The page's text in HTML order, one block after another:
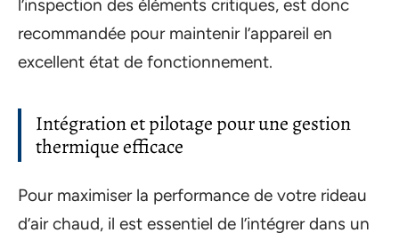
l’inspection des éléments critiques, est donc
recommandée pour maintenir l’appareil en
excellent état de fonctionnement.
Intégration et pilotage pour une gestion
thermique efficace
Pour maximiser la performance de votre rideau
d’air chaud, il est essentiel de l’intégrer dans un